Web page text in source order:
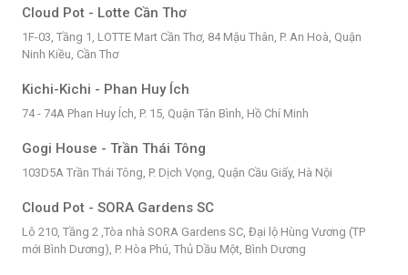
Cloud Pot - Lotte Cần Thơ
1F-03, Tầng 1, LOTTE Mart Cần Thơ, 84 Mậu Thân, P. An Hoà, Quận
Ninh Kiều, Cần Thơ
Kichi-Kichi - Phan Huy Ích
74 - 74A Phan Huy Ích, P. 15, Quận Tân Bình, Hồ Chí Minh
Gogi House - Trần Thái Tông
103D5A Trần Thái Tông, P. Dịch Vọng, Quận Cầu Giấy, Hà Nội
Cloud Pot - SORA Gardens SC
Lô 210, Tầng 2 ,Tòa nhà SORA Gardens SC, Đại lộ Hùng Vương (TP
mới Bình Dương), P. Hòa Phú, Thủ Dầu Một, Bình Dương